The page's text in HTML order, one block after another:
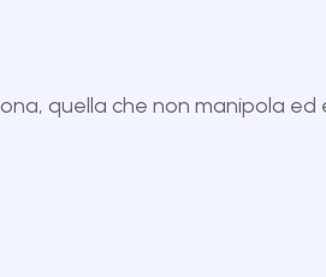
quella che non manipola ed